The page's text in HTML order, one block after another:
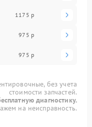
1175 р
975 р
975 р
без учета
стоимости запчастей.
диагностику.
на неисправность.